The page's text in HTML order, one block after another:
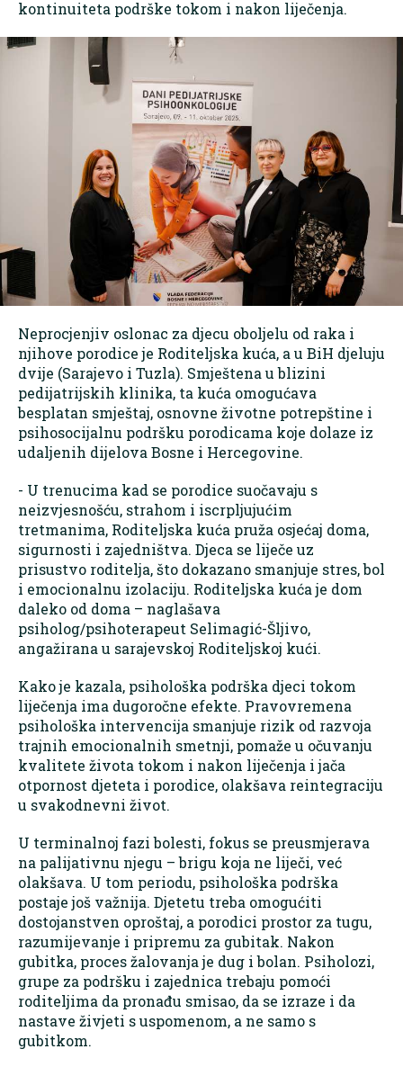
kontinuiteta podrške tokom i nakon liječenja.
Neprocjenjiv oslonac za djecu oboljelu od raka i
njihove porodice je Roditeljska kuća, a u BiH djeluju
dvije (Sarajevo i Tuzla). Smještena u blizini
pedijatrijskih klinika, ta kuća omogućava
besplatan smještaj, osnovne životne potrepštine i
psihosocijalnu podršku porodicama koje dolaze iz
udaljenih dijelova Bosne i Hercegovine.
- U trenucima kad se porodice suočavaju s
neizvjesnošću, strahom i iscrpljujućim
tretmanima, Roditeljska kuća pruža osjećaj doma,
sigurnosti i zajedništva. Djeca se liječe uz
prisustvo roditelja, što dokazano smanjuje stres, bol
i emocionalnu izolaciju. Roditeljska kuća je dom
daleko od doma – naglašava
psiholog/psihoterapeut Selimagić-Šljivo,
angažirana u sarajevskoj Roditeljskoj kući.
Kako je kazala, psihološka podrška djeci tokom
liječenja ima dugoročne efekte. Pravovremena
psihološka intervencija smanjuje rizik od razvoja
trajnih emocionalnih smetnji, pomaže u očuvanju
kvalitete života tokom i nakon liječenja i jača
otpornost djeteta i porodice, olakšava reintegraciju
u svakodnevni život.
U terminalnoj fazi bolesti, fokus se preusmjerava
na palijativnu njegu – brigu koja ne liječi, već
olakšava. U tom periodu, psihološka podrška
postaje još važnija. Djetetu treba omogućiti
dostojanstven oproštaj, a porodici prostor za tugu,
razumijevanje i pripremu za gubitak. Nakon
gubitka, proces žalovanja je dug i bolan. Psiholozi,
grupe za podršku i zajednica trebaju pomoći
roditeljima da pronađu smisao, da se izraze i da
nastave živjeti s uspomenom, a ne samo s
gubitkom.